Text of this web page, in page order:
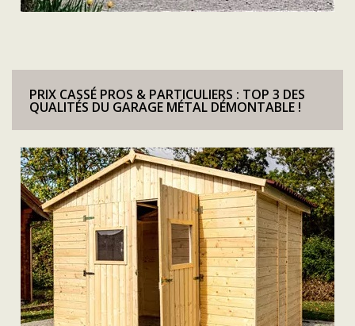
PRIX CASSÉ PROS & PARTICULIERS : TOP 3 DES
QUALITÉS DU GARAGE MÉTAL DÉMONTABLE !